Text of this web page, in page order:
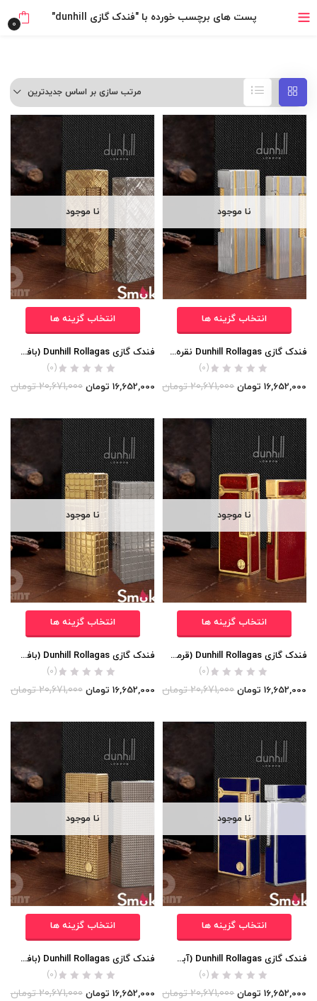
خرید قسطی با ترب‌پی
پست های برچسب خورده با "فندک گازی dunhill" 0
مرتب سازی بر اساس جدیدترین
نا موجود
انتخاب گزینه ها
فندک گازی Dunhill Rollagas نقره ای مات) اورجینال
(0)
16,652,000 تومان 20,671,000 تومان
نا موجود
انتخاب گزینه ها
فندک گازی Dunhill Rollagas (بافت ریز مورب) اورجینال
(0)
16,652,000 تومان 20,671,000 تومان
نا موجود
انتخاب گزینه ها
فندک گازی Dunhill Rollagas (قرمز لاکی) اورجینال
(0)
16,652,000 تومان 20,671,000 تومان
نا موجود
انتخاب گزینه ها
فندک گازی Dunhill Rollagas (بافت ریز مربعی) اورجینال
(0)
16,652,000 تومان 20,671,000 تومان
نا موجود
انتخاب گزینه ها
فندک گازی Dunhill Rollagas (آبی لاکی) اورجینال
(0)
16,652,000 تومان 20,671,000 تومان
نا موجود
انتخاب گزینه ها
فندک گازی Dunhill Rollagas (بافت خیلی ریز مربعی) اورجینال
(0)
16,652,000 تومان 20,671,000 تومان